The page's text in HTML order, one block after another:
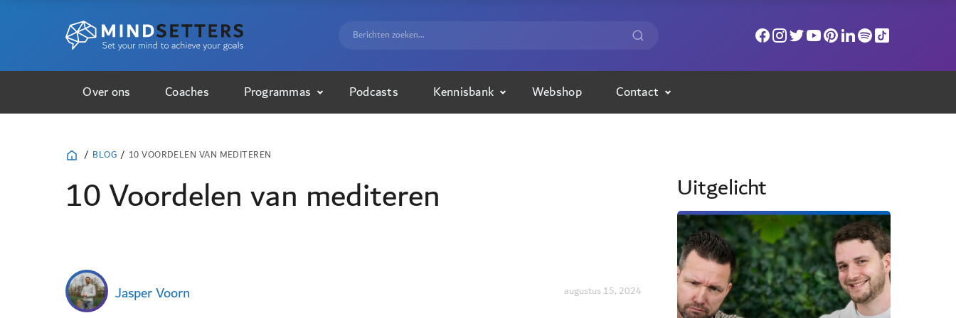
Over ons Coaches Programmas Podcasts Kennisbank Webshop Contact
/ BLOG / 10 VOORDELEN VAN MEDITEREN
10 Voordelen van mediteren
Jasper Voorn augustus 15, 2024
Uitgelicht